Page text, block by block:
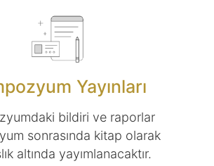
Yayınları
bildiri ve raporlar
sonrasında kitap olarak
altında yayımlanacaktır.